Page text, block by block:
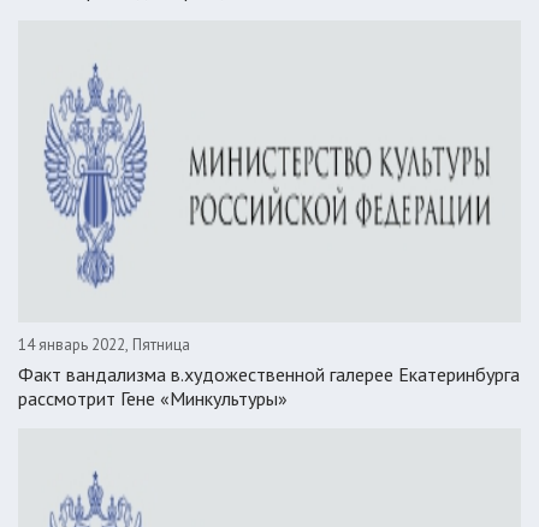
14 январь 2022, Пятница
Факт вандализма в.художественной галерее Екатеринбурга
рассмотрит Гене «Минкультуры»